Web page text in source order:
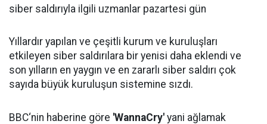
siber saldırıyla ilgili uzmanlar pazartesi gün
Yıllardır yapılan ve çeşitli kurum ve kuruluşları
etkileyen siber saldırılara bir yenisi daha eklendi ve
son yılların en yaygın ve en zararlı siber saldırı çok
sayıda büyük kuruluşun sistemine sızdı.
BBC‘nin haberine göre 'WannaCry' yani ağlamak